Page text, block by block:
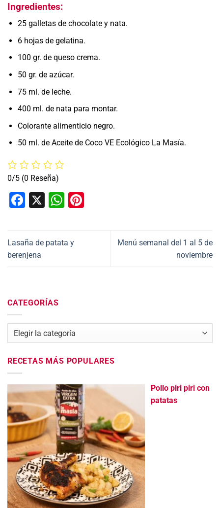
Ingredientes:
25 galletas de chocolate y nata.
6 hojas de gelatina.
100 gr. de queso crema.
50 gr. de azúcar.
75 ml. de leche.
400 ml. de nata para montar.
Colorante alimenticio negro.
50 ml. de Aceite de Coco VE Ecológico La Masía.
0/5 (0 Reseña)
Facebook
X WhatsApp
Lasaña de patata y
berenjena
Menú semanal del 1 al 5 de
noviembre
CATEGORÍAS
Categorías
RECETAS MÁS POPULARES
Pollo piri piri con
patatas